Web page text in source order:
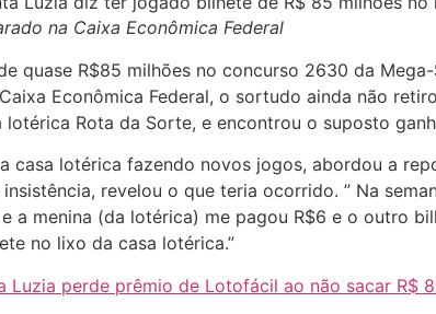
na Caixa Econômica Federal
quase R$85 milhões no concurso 2630 da
Econômica Federal, o sortudo ainda não
Rota da Sorte, e encontrou o suposto
casa lotérica fazendo novos jogos, abordou a
revelou o que teria ocorrido. ” Na
a menina (da lotérica) me pagou R$6 e o outro
no lixo da casa lotérica.”
Luzia perde prêmio de Lotofácil ao não sacar R$